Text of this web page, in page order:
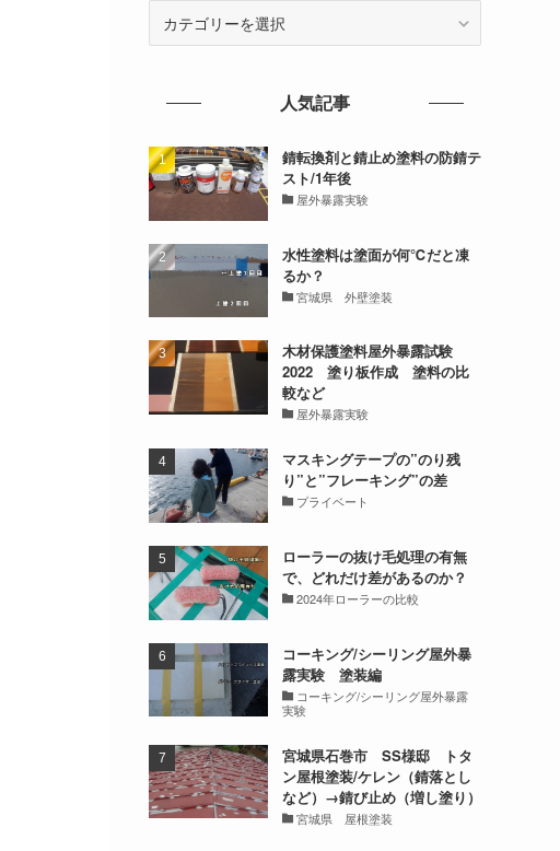
人気記事
錆転換剤と錆止め塗料の防錆テ
スト/1年後
屋外暴露実験
水性塗料は塗面が何℃だと凍
るか？
宮城県 外壁塗装
木材保護塗料屋外暴露試験
2022 塗り板作成 塗料の比
較など
屋外暴露実験
マスキングテープの”のり残
り”と”フレーキング”の差
プライベート
ローラーの抜け毛処理の有無
で、どれだけ差があるのか？
2024年ローラーの比較
コーキング/シーリング屋外暴
露実験 塗装編
コーキング/シーリング屋外暴露
実験
宮城県石巻市 SS様邸 トタ
ン屋根塗装/ケレン（錆落とし
など）→錆び止め（増し塗り）
宮城県 屋根塗装